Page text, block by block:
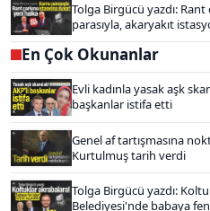
Tolga Birgücü yazdı:
parasıyla, akaryakıt
En Çok Okunanlar
Evli kadınla yasak aşk
başkanlar istifa etti
Genel af tartışmasına
Kurtulmuş tarih verdi
Tolga Birgücü yazdı:
Belediyesi'nde babaya